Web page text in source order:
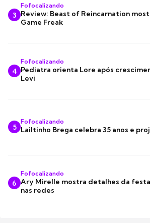
3
Fofocalizando
Review: Beast of Reincarnation
Game Freak
4
Fofocalizando
Pediatra orienta Lore após
Levi
5
Fofocalizando
Lailtinho Brega celebra 35 anos e
6
Fofocalizando
Ary Mirelle mostra detalhes da festa
nas redes